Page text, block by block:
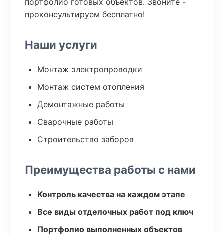
проконсультируем бесплатно!
Наши услуги
Монтаж электропроводки
Монтаж систем отопления
Демонтажные работы
Сварочные работы
Строительство заборов
Преимущества работы с нами
Контроль качества на каждом этапе
Все виды отделочных работ под ключ
Портфолио выполненных объектов